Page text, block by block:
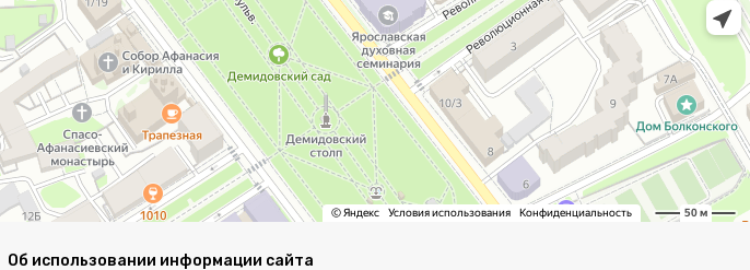
Об использовании информации сайта